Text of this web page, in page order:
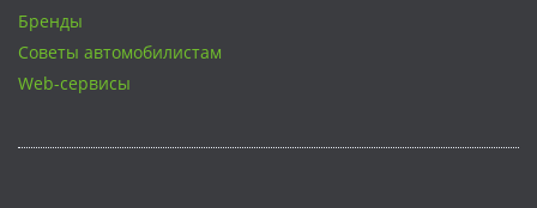
Бренды
Советы автомобилистам
Web-сервисы